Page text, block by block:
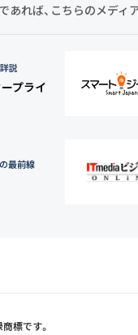
れば、こちらのメディ
説
プライ
最前線
標です。